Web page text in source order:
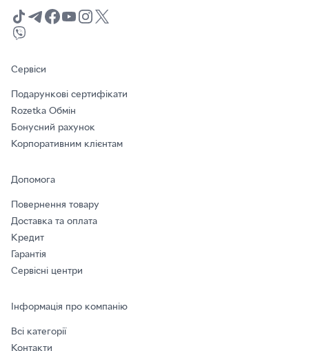
Сервіси
Подарункові сертифікати
Rozetka Обмін
Бонусний рахунок
Корпоративним клієнтам
Допомога
Повернення товару
Доставка та оплата
Кредит
Гарантія
Сервісні центри
Інформація про компанію
Всі категорії
Контакти